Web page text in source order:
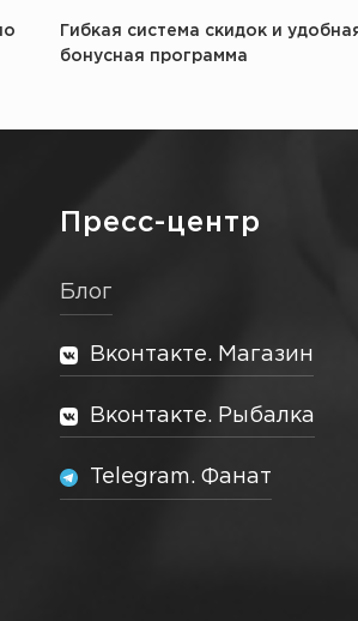
Гибкая система скидок и
бонусная программа
Пресс-центр
Блог
Вконтакте. Магазин
Вконтакте. Рыбалка
Telegram. Фанат